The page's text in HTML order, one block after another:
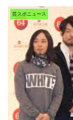
芸スポニュース